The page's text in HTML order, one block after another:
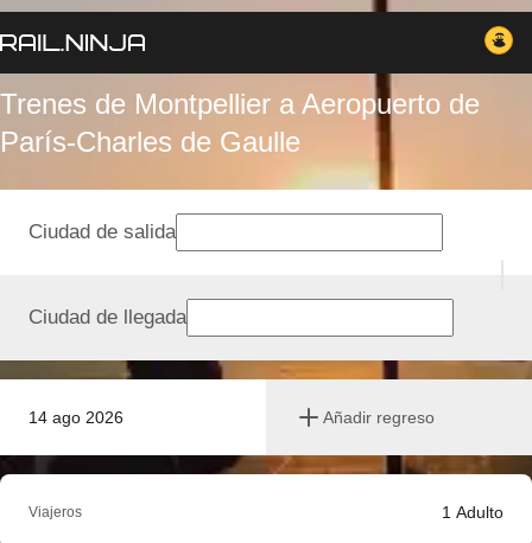
Trenes de Montpellier a Aeropuerto de
París-Charles de Gaulle
14 ago 2026 Añadir regreso
Ciudad de salida
Ciudad de llegada
Viajeros 1 Adulto